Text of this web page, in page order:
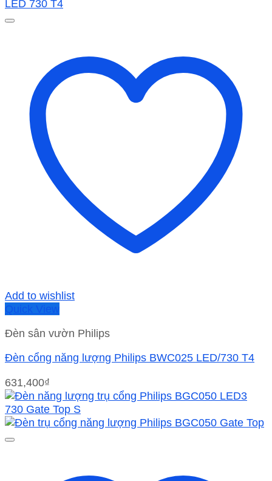
Add to wishlist
Quick View
Đèn sân vườn Philips
Đèn cổng năng lượng Philips BWC025 LED/730 T4
631,400₫